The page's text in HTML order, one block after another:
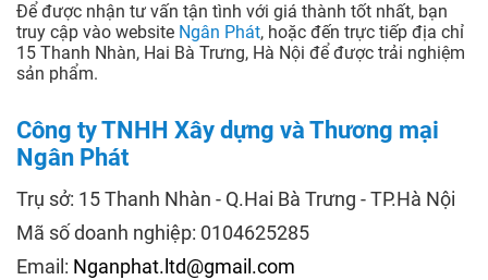
Để được nhận tư vấn tận tình với giá thành tốt nhất, bạn
truy cập vào website Ngân Phát, hoặc đến trực tiếp địa chỉ
15 Thanh Nhàn, Hai Bà Trưng, Hà Nội để được trải nghiệm
sản phẩm.
Công ty TNHH Xây dựng và Thương mại
Ngân Phát
Trụ sở: 15 Thanh Nhàn - Q.Hai Bà Trưng - TP.Hà Nội
Mã số doanh nghiệp: 0104625285
Email: Nganphat.ltd@gmail.com